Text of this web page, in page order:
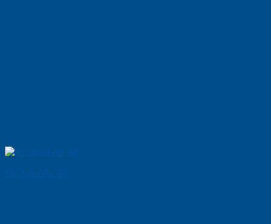
Tủ Quần Áo 42